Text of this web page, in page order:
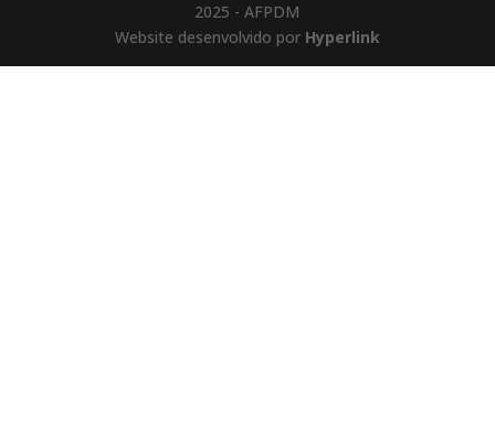
2025 - AFPDM
Website desenvolvido por Hyperlink